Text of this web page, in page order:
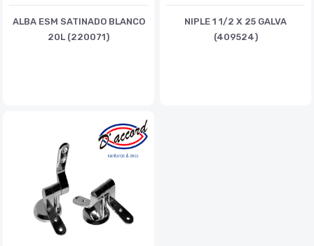
ALBA ESM SATINADO BLANCO
20L (220071)
NIPLE 1 1/2 X 25 GALVA
(409524)